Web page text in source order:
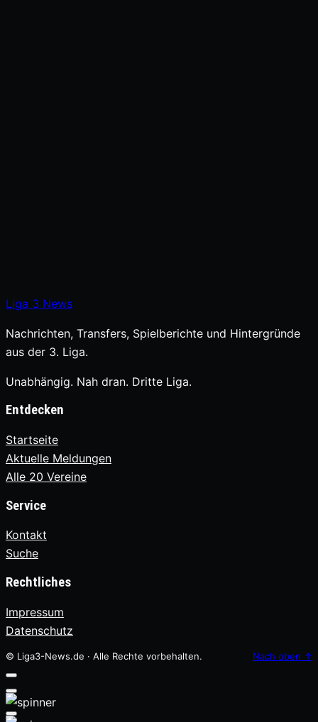
Liga 3 News
Nachrichten, Transfers, Spielberichte und Hintergründe
aus der 3. Liga.
Unabhängig. Nah dran. Dritte Liga.
Entdecken
Startseite
Aktuelle Meldungen
Alle 20 Vereine
Service
Kontakt
Suche
Rechtliches
Impressum
Datenschutz
© Liga3-News.de · Alle Rechte vorbehalten. Nach oben ↑